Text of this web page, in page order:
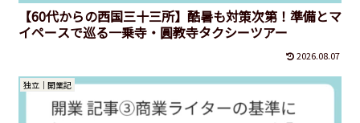
【60代からの西国三十三所】酷暑も対策次第！準備とマ
イペースで巡る一乗寺・圓教寺タクシーツアー
2026.08.07
独立｜開業記